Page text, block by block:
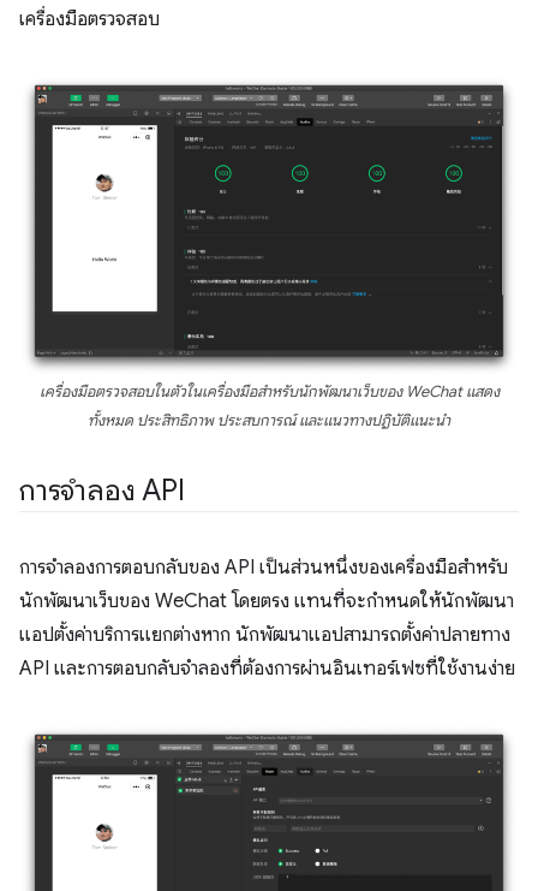
เครื่องมือตรวจสอบ
เครื่องมือตรวจสอบในตัวในเครื่องมือสำหรับนักพัฒนาเว็บของ WeChat แสดง
ทั้งหมด ประสิทธิภาพ ประสบการณ์ และแนวทางปฏิบัติแนะนำ
การจำลอง API
การจำลองการตอบกลับของ API เป็นส่วนหนึ่งของเครื่องมือสำหรับ
นักพัฒนาเว็บของ WeChat โดยตรง แทนที่จะกำหนดให้นักพัฒนา
แอปตั้งค่าบริการแยกต่างหาก นักพัฒนาแอปสามารถตั้งค่าปลายทาง
API และการตอบกลับจำลองที่ต้องการผ่านอินเทอร์เฟซที่ใช้งานง่าย